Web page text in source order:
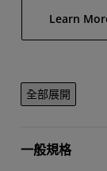
Learn
全部展開
一般規格